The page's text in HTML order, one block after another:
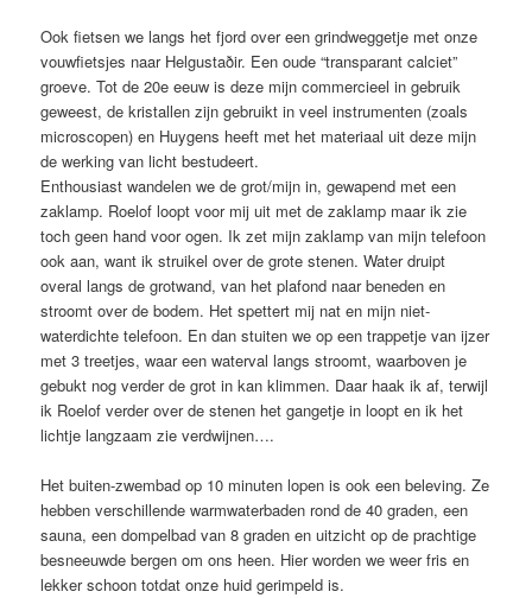
Ook fietsen we langs het fjord over een grindweggetje met onze
vouwfietsjes naar Helgustaðir. Een oude “transparant calciet”
groeve. Tot de 20e eeuw is deze mijn commercieel in gebruik
geweest, de kristallen zijn gebruikt in veel instrumenten (zoals
microscopen) en Huygens heeft met het materiaal uit deze mijn
de werking van licht bestudeert.
Enthousiast wandelen we de grot/mijn in, gewapend met een
zaklamp. Roelof loopt voor mij uit met de zaklamp maar ik zie
toch geen hand voor ogen. Ik zet mijn zaklamp van mijn telefoon
ook aan, want ik struikel over de grote stenen. Water druipt
overal langs de grotwand, van het plafond naar beneden en
stroomt over de bodem. Het spettert mij nat en mijn niet-
waterdichte telefoon. En dan stuiten we op een trappetje van ijzer
met 3 treetjes, waar een waterval langs stroomt, waarboven je
gebukt nog verder de grot in kan klimmen. Daar haak ik af, terwijl
ik Roelof verder over de stenen het gangetje in loopt en ik het
lichtje langzaam zie verdwijnen….
Het buiten-zwembad op 10 minuten lopen is ook een beleving. Ze
hebben verschillende warmwaterbaden rond de 40 graden, een
sauna, een dompelbad van 8 graden en uitzicht op de prachtige
besneeuwde bergen om ons heen. Hier worden we weer fris en
lekker schoon totdat onze huid gerimpeld is.